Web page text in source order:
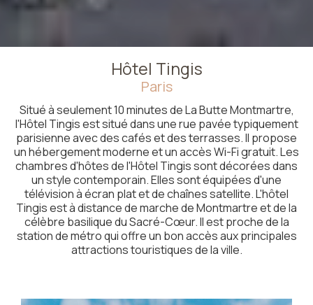
Hôtel Tingis
Paris
Situé à seulement 10 minutes de La Butte Montmartre,
l'Hôtel Tingis est situé dans une rue pavée typiquement
parisienne avec des cafés et des terrasses. Il propose
un hébergement moderne et un accès Wi-Fi gratuit. Les
chambres d'hôtes de l'Hôtel Tingis sont décorées dans
un style contemporain. Elles sont équipées d'une
télévision à écran plat et de chaînes satellite. L'hôtel
Tingis est à distance de marche de Montmartre et de la
célèbre basilique du Sacré-Cœur. Il est proche de la
station de métro qui offre un bon accès aux principales
attractions touristiques de la ville.